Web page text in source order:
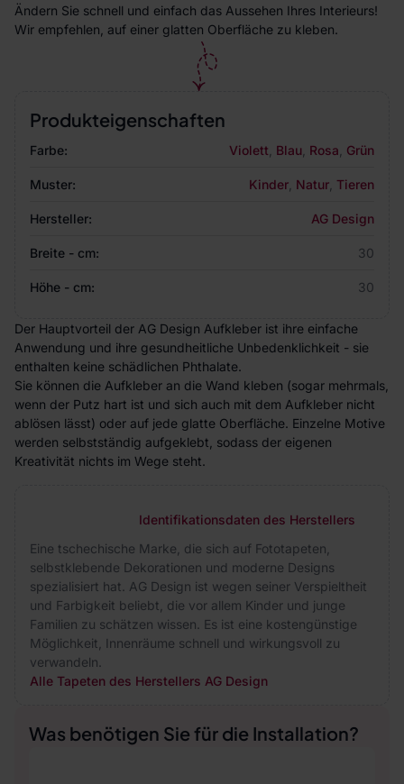
Ändern Sie schnell und einfach das Aussehen Ihres Interieurs!
Wir empfehlen, auf einer glatten Oberfläche zu kleben.
Produkteigenschaften
Farbe: Violett Blau Rosa Grün
Muster: Kinder Natur Tieren
Hersteller: AG Design
Breite - cm: 30
Höhe - cm: 30
Der Hauptvorteil der AG Design Aufkleber ist ihre einfache
Anwendung und ihre gesundheitliche Unbedenklichkeit - sie
enthalten keine schädlichen Phthalate.
Sie können die Aufkleber an die Wand kleben (sogar mehrmals,
wenn der Putz hart ist und sich auch mit dem Aufkleber nicht
ablösen lässt) oder auf jede glatte Oberfläche. Einzelne Motive
werden selbstständig aufgeklebt, sodass der eigenen
Kreativität nichts im Wege steht.
Identifikationsdaten des Herstellers
Eine tschechische Marke, die sich auf Fototapeten,
selbstklebende Dekorationen und moderne Designs
spezialisiert hat. AG Design ist wegen seiner Verspieltheit
und Farbigkeit beliebt, die vor allem Kinder und junge
Familien zu schätzen wissen. Es ist eine kostengünstige
Möglichkeit, Innenräume schnell und wirkungsvoll zu
verwandeln.
Alle Tapeten des Herstellers AG Design
Was benötigen Sie für die Installation?